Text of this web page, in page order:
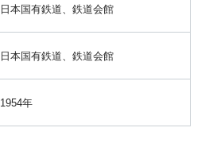
日本国有鉄道、鉄道会館
日本国有鉄道、鉄道会館
1954年